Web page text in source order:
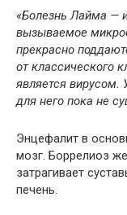
«Болезнь Лайма —
вызываемое
прекрасно
от классического
является вирусом.
для него пока не
Энцефалит в
мозг. Боррелиоз
затрагивает
печень.